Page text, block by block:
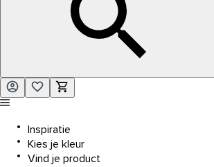
Inspiratie
Kies je kleur
Vind je product